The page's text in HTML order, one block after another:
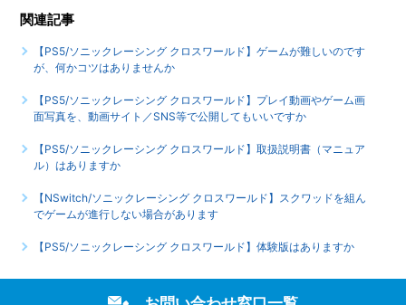
もっと見る
関連記事
【PS5/ソニックレーシング クロスワールド】ゲームが難しいのです
が、何かコツはありませんか
【PS5/ソニックレーシング クロスワールド】プレイ動画やゲーム画
面写真を、動画サイト／SNS等で公開してもいいですか
【PS5/ソニックレーシング クロスワールド】取扱説明書（マニュア
ル）はありますか
【NSwitch/ソニックレーシング クロスワールド】スクワッドを組ん
でゲームが進行しない場合があります
【PS5/ソニックレーシング クロスワールド】体験版はありますか